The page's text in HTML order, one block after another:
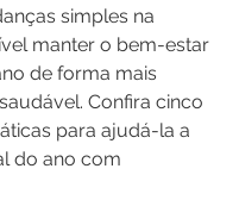
simples na
manter o bem-estar
de forma mais
Confira cinco
para ajudá-la a
do ano com